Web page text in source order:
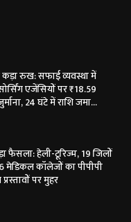
कड़ा रुख: सफाई व्यवस्था में
एजेंसियों पर ₹18.59
24 घंटे में राशि जमा...
फैसला: हेली-टूरिज्म, 19 जिलों
मेडिकल कॉलेजों का पीपीपी
पर मुहर